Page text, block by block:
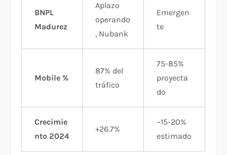
BNPL
Madurez
Aplazo
operando
, Nubank
Emergen
te
Mobile %
87% del
tráfico
75-85%
proyecta
do
Crecimie
nto 2024
+26.7%
~15-20%
estimado